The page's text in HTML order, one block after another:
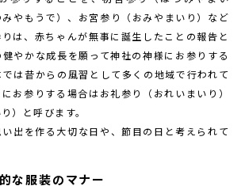
やもうで）、お宮参り（おみやまいり）など
は、赤ちゃんが無事に誕生したことの報告と
やかな成長を願って神社の神様にお参りする
は昔からの風習として多くの地域で行われて
お参りする場合はお礼参り（おれいまいり）
）と呼びます。
出を作る大切な日や、節目の日と考えられて
な服装のマナー